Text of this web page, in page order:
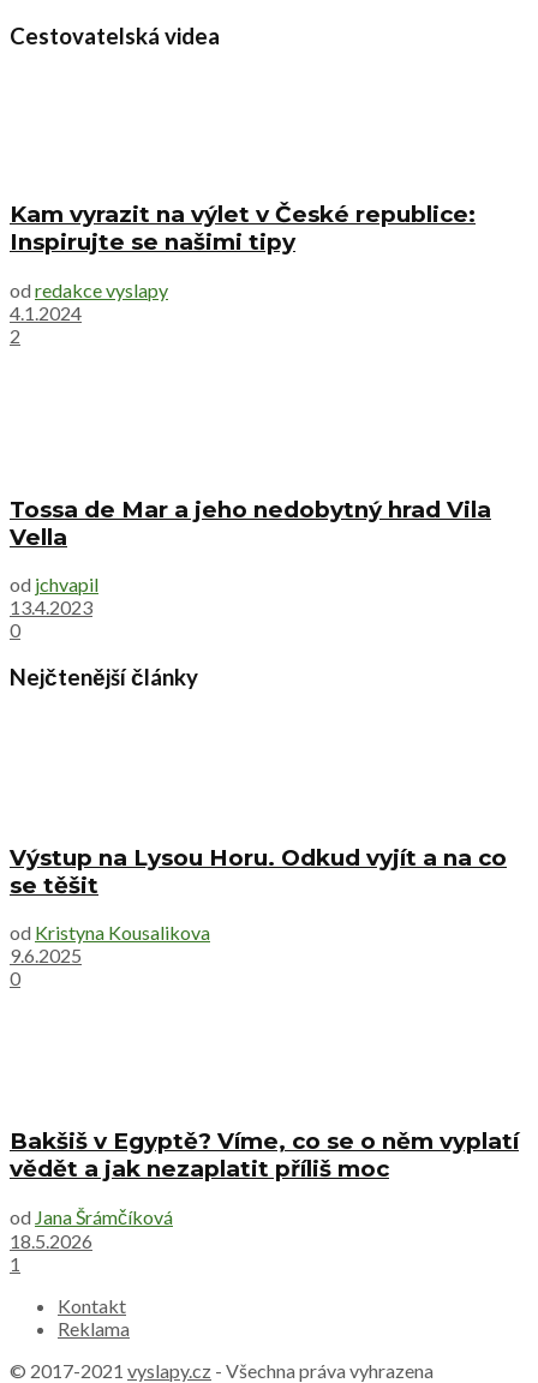
Cestovatelská videa
Kam vyrazit na výlet v České republice:
Inspirujte se našimi tipy
od redakce vyslapy
4.1.2024
2
Tossa de Mar a jeho nedobytný hrad Vila
Vella
od jchvapil
13.4.2023
0
Nejčtenější články
Výstup na Lysou Horu. Odkud vyjít a na co
se těšit
od Kristyna Kousalikova
9.6.2025
0
Bakšiš v Egyptě? Víme, co se o něm vyplatí
vědět a jak nezaplatit příliš moc
od Jana Šrámčíková
18.5.2026
1
Kontakt
Reklama
© 2017-2021 vyslapy.cz - Všechna práva vyhrazena